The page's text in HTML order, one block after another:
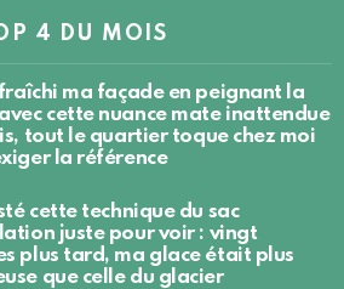
4 DU MOIS
ma façade en peignant la
cette nuance mate inattendue
tout le quartier toque chez moi
la référence
cette technique du sac
juste pour voir : vingt
plus tard, ma glace était plus
que celle du glacier